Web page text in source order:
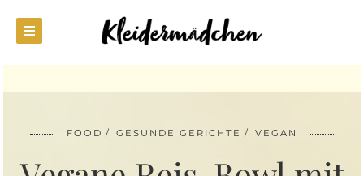
FOOD GESUNDE GERICHTE VEGAN